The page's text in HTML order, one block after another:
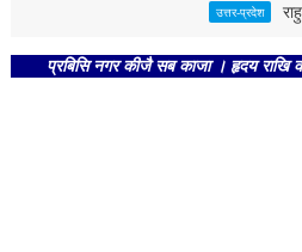
उत्तर-प्रदेश राहुल
नगर कीजै सब काजा । हृदय राखि